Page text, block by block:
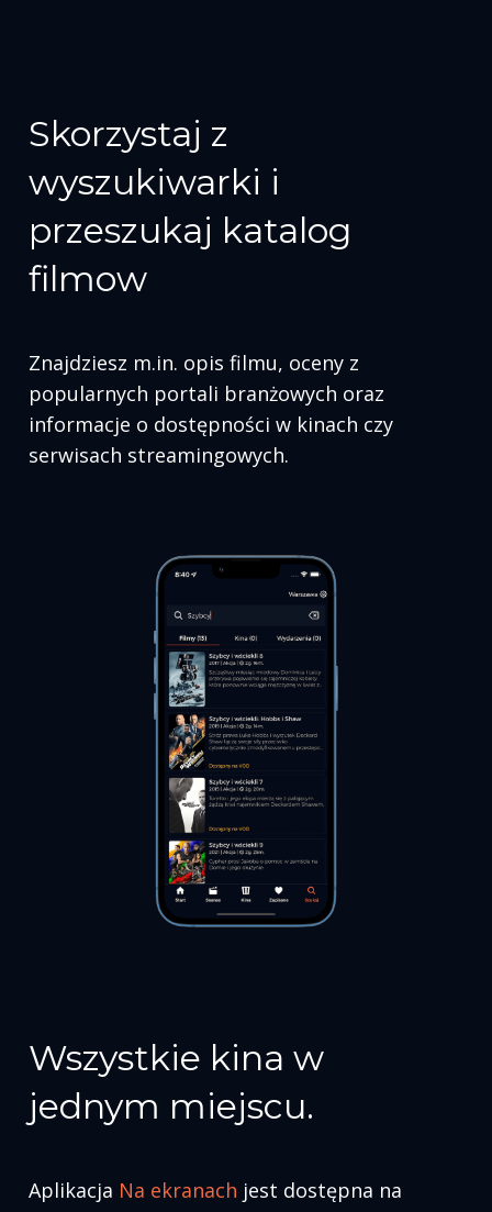
Skorzystaj z
wyszukiwarki i
przeszukaj katalog
filmow
Znajdziesz m.in. opis filmu, oceny z
popularnych portali branżowych oraz
informacje o dostępności w kinach czy
serwisach streamingowych.
Wszystkie kina w
jednym miejscu.
Aplikacja Na ekranach jest dostępna na